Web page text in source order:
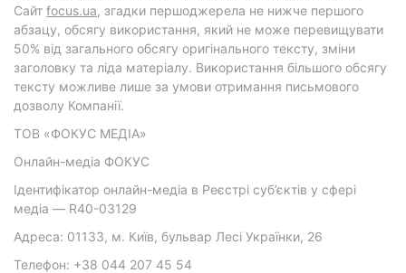
Cайт focus.ua, згадки першоджерела не нижче першого
абзацу, обсягу використання, який не може перевищувати
50% від загального обсягу оригінального тексту, зміни
заголовку та ліда матеріалу. Використання більшого обсягу
тексту можливе лише за умови отримання письмового
дозволу Компанії.
ТОВ «ФОКУС МЕДІА»
Онлайн-медіа ФОКУС
Ідентифікатор онлайн-медіа в Реєстрі суб’єктів у сфері
медіа — R40-03129
Адреса: 01133, м. Київ, бульвар Лесі Українки, 26
Телефон: +38 044 207 45 54